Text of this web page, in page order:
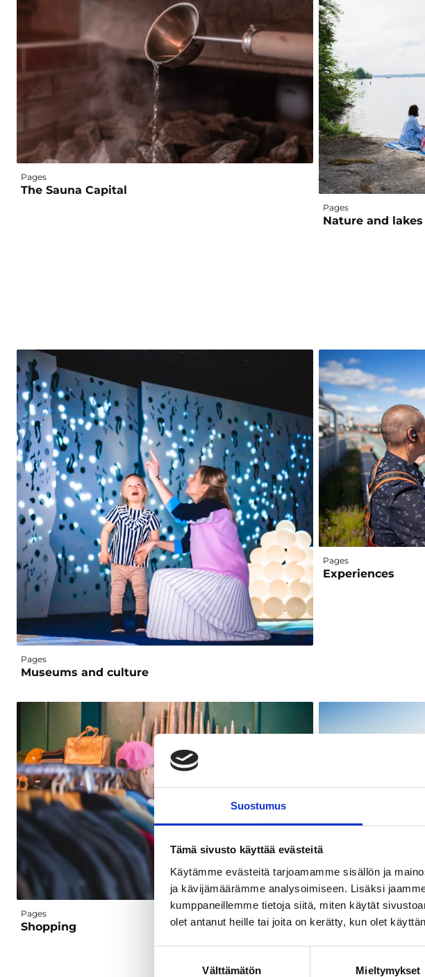
Suostumus
Tämä sivusto käyttää evästeitä
Käytämme evästeitä tarjoamamme sisällön ja
ja kävijämäärämme analysoimiseen. Lisäksi
kumppaneillemme tietoja siitä, miten käytät
olet antanut heille tai joita on kerätty, kun olet
Välttämätön Mieltymykset
Pages
The Sauna Capital
Pages
Nature and lakes
Pages
Museums and culture
Pages
Experiences
Pages
Shopping
For children